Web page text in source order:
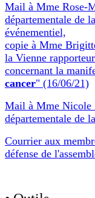
Mail à Mme Rose-
départementale de
événementiel,
copie à Mme
la Vienne
concernant la
cancer" (16/06/21)
Mail à Mme Nicole
départementale de
Courrier aux
défense de